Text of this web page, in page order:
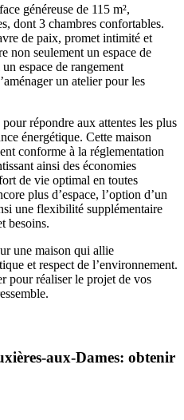
généreuse de 115 m²,
dont 3 chambres confortables.
de paix, promet intimité et
non seulement un espace de
espace de rangement
un atelier pour les
répondre aux attentes les plus
énergétique. Cette maison
conforme à la réglementation
ainsi des économies
de vie optimal en toutes
plus d’espace, l’option d’un
une flexibilité supplémentaire
besoins.
une maison qui allie
et respect de l’environnement.
pour réaliser le projet de vos
aux-Dames: obtenir